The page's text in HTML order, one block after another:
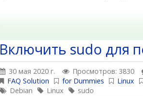
Включить sudo для
30 мая 2020 г.
Просмотров: 3830
FAQ Solution
for Dummies
Linux
Debian
Linux sudo